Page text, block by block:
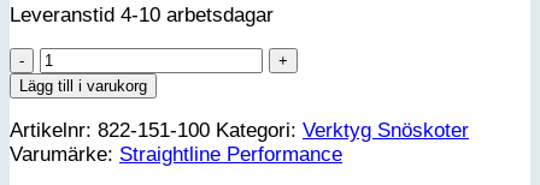
Leveranstid 4-10 arbetsdagar
SPI
Verktyg
för
Ski-
Doo
Lägg till i varukorg
Artikelnr: 822-151-100 Kategori: Verktyg Snöskoter
Varumärke: Straightline Performance